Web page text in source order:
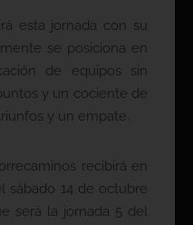
esta jornada con su
se posiciona en
de equipos sin
y un cociente de
y un empate.
recibirá en
sábado 14 de octubre
será la jornada 5 del